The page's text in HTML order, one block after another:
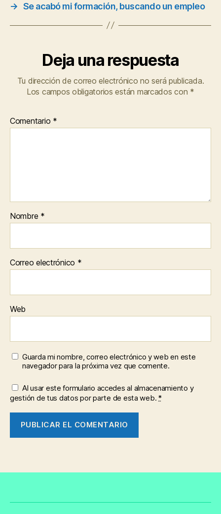
→ Se acabó mi formación, buscando un empleo
Deja una respuesta
Tu dirección de correo electrónico no será publicada.
Los campos obligatorios están marcados con *
Comentario *
Nombre *
Correo electrónico *
Web
Guarda mi nombre, correo electrónico y web en este
navegador para la próxima vez que comente.
Al usar este formulario accedes al almacenamiento y
gestión de tus datos por parte de esta web.*